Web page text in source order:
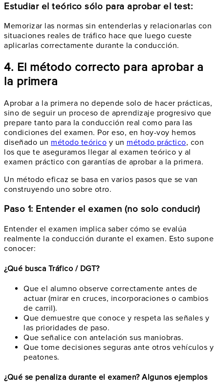
Estudiar el teórico sólo para aprobar el test:
Memorizar las normas sin entenderlas y relacionarlas con
situaciones reales de tráfico hace que luego cueste
aplicarlas correctamente durante la conducción.
4. El método correcto para aprobar a
la primera
Aprobar a la primera no depende solo de hacer prácticas,
sino de seguir un proceso de aprendizaje progresivo que
prepare tanto para la conducción real como para las
condiciones del examen. Por eso, en hoy-voy hemos
diseñado un método teórico y un método práctico, con
los que te aseguramos llegar al examen teórico y al
examen práctico con garantías de aprobar a la primera.
Un método eficaz se basa en varios pasos que se van
construyendo uno sobre otro.
Paso 1: Entender el examen (no solo conducir)
Entender el examen implica saber cómo se evalúa
realmente la conducción durante el examen. Esto supone
conocer:
¿Qué busca Tráfico / DGT?
Que el alumno observe correctamente antes de
actuar (mirar en cruces, incorporaciones o cambios
de carril).
Que demuestre que conoce y respeta las señales y
las prioridades de paso.
Que señalice con antelación sus maniobras.
Que tome decisiones seguras ante otros vehículos y
peatones.
¿Qué se penaliza durante el examen? Algunos ejemplos